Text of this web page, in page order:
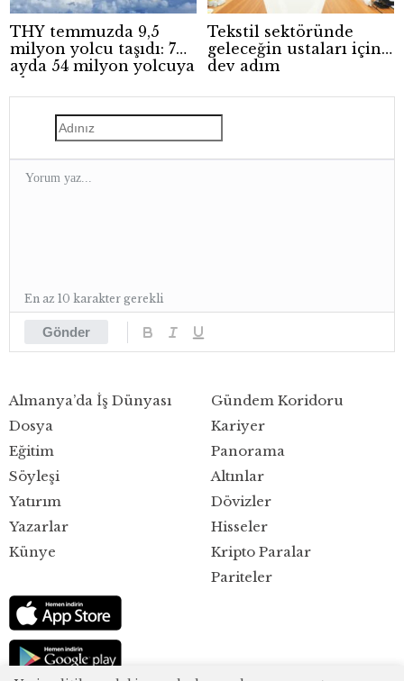
THY temmuzda 9,5
milyon yolcu taşıdı: 7
ayda 54 milyon yolcuya
ulaştı
Tekstil sektöründe
geleceğin ustaları için
dev adım
Gönder
En az 10 karakter gerekli
Almanya’da İş Dünyası
Dosya
Eğitim
Gündem Koridoru
Kariyer
Panorama
Söyleşi
Yatırım
Yazarlar
Künye
Altınlar
Dövizler
Hisseler
Kripto Paralar
Pariteler